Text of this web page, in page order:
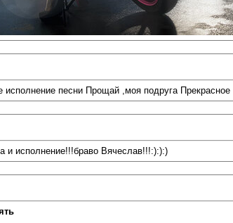
песни Прощай ,моя подруга
и исполнение!!!браво Вячеслав!!!:):):)